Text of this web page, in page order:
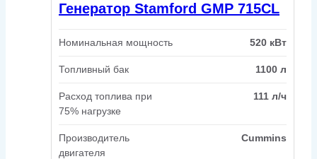
Генератор Stamford GMP 715CL
Номинальная мощность 520 кВт
Топливный бак 1100 л
Расход топлива при
75% нагрузке
111 л/ч
Производитель
двигателя
Cummins